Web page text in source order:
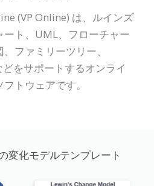
(VP Online) は、ルインズ
ト、UML、フローチャー
ファミリーツリー、
をサポートするオンライ
トウェアです。
変化モデルテンプレート